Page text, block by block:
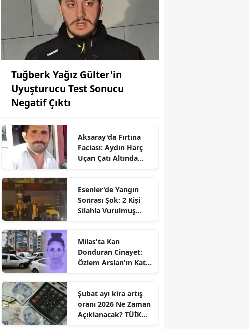
Tuğberk Yağız Gülter'in
Uyuşturucu Test Sonucu
Negatif Çıktı
Aksaray'da Fırtına
Faciası: Aydın Harç
Uçan Çatı Altında
Esenler'de Yangın
Sonrası Şok: 2 Kişi
Silahla Vurulmuş
Milas'ta Kan
Donduran Cinayet:
Özlem Arslan'ın Katili
Şubat ayı kira artış
oranı 2026 Ne Zaman
Açıklanacak? TÜİK